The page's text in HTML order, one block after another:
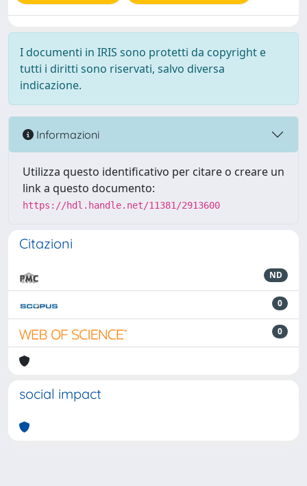
I documenti in IRIS sono protetti da copyright e
tutti i diritti sono riservati, salvo diversa
indicazione.
Informazioni
Utilizza questo identificativo per citare o creare un
link a questo documento:
https://hdl.handle.net/11381/2913600
Citazioni
ND
0
0
social impact